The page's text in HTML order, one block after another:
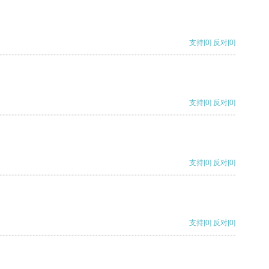
支持[0] 反对[0]
支持[0] 反对[0]
支持[0] 反对[0]
支持[0] 反对[0]